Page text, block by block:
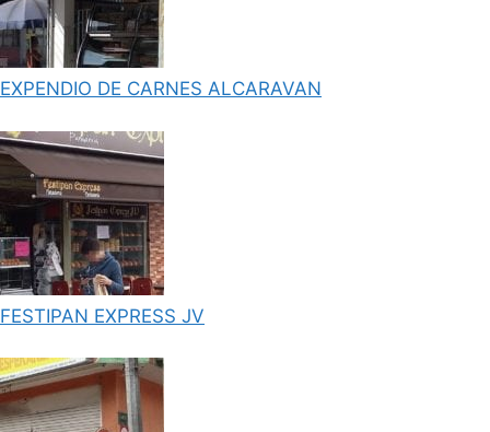
EXPENDIO DE CARNES ALCARAVAN
FESTIPAN EXPRESS JV